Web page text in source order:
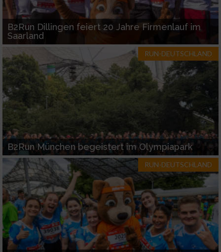
B2Run Dillingen feiert 20 Jahre Firmenlauf im
Saarland
RUN-DEUTSCHLAND
B2Run München begeistert im Olympiapark
RUN-DEUTSCHLAND